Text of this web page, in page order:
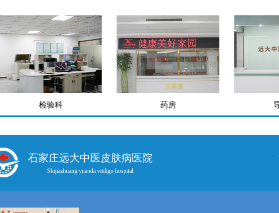
药房 导医台
石家庄远大中医皮肤病医院
Shijiazhuang yuanda vitiligo hospital